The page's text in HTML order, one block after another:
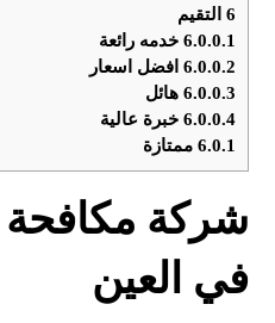
6 التقيم
6.0.0.1 خدمه رائعة
6.0.0.2 افضل اسعار
6.0.0.3 هائل
6.0.0.4 خبرة عالية
6.0.1 ممتازة
شركة مكافحة
في العين